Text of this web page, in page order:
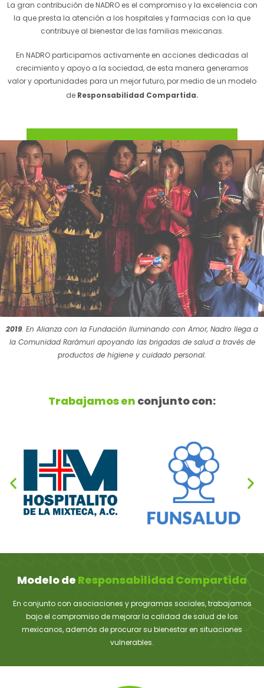
La gran contribución de NADRO es el compromiso y la excelencia con
la que presta la atención a los hospitales y farmacias con la que
contribuye al bienestar de las familias mexicanas.
En NADRO participamos activamente en acciones dedicadas al
crecimiento y apoyo a la sociedad, de esta manera generamos
valor y oportunidades para un mejor futuro, por medio de un modelo
de Responsabilidad Compartida.
2019. En Alianza con la Fundación Iluminando con Amor, Nadro llega a
la Comunidad Rarámuri apoyando las brigadas de salud a través de
productos de higiene y cuidado personal.
Trabajamos en conjunto con:
Modelo de Responsabilidad Compartida
En conjunto con asociaciones y programas sociales, trabajamos
bajo el compromiso de mejorar la calidad de salud de los
mexicanos, además de procurar su bienestar en situaciones
vulnerables.